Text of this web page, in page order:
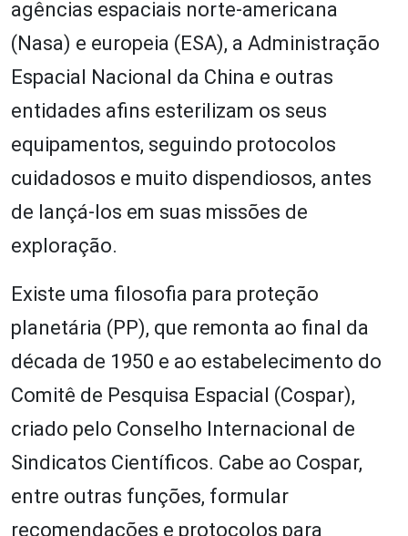
agências espaciais norte-americana
(Nasa) e europeia (ESA), a Administração
Espacial Nacional da China e outras
entidades afins esterilizam os seus
equipamentos, seguindo protocolos
cuidadosos e muito dispendiosos, antes
de lançá-los em suas missões de
exploração.
Existe uma filosofia para proteção
planetária (PP), que remonta ao final da
década de 1950 e ao estabelecimento do
Comitê de Pesquisa Espacial (Cospar),
criado pelo Conselho Internacional de
Sindicatos Científicos. Cabe ao Cospar,
entre outras funções, formular
recomendações e protocolos para